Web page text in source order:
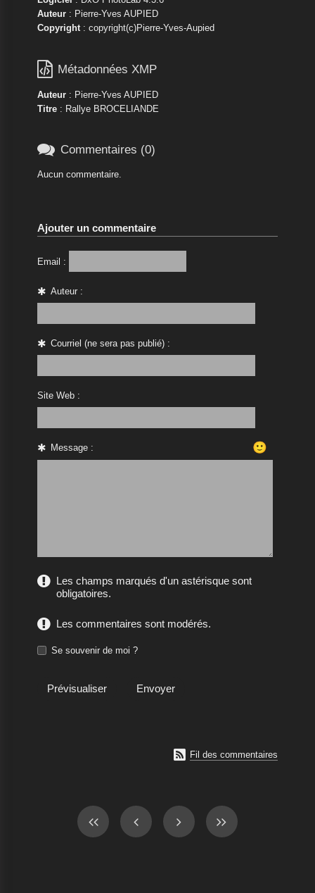
Auteur: Pierre-Yves AUPIED
Copyright: copyright(c)Pierre-Yves-Aupied
 Métadonnées XMP
Auteur: Pierre-Yves AUPIED
Titre: Rallye BROCELIANDE
 Commentaires (0)
Aucun commentaire.
Ajouter un commentaire
Email :
Auteur :
Courriel (ne sera pas publié) :
Site Web :
Message : 🙂
Les champs marqués d'un astérisque sont
obligatoires.
Les commentaires sont modérés.
Se souvenir de moi ?
 Fil des commentaires